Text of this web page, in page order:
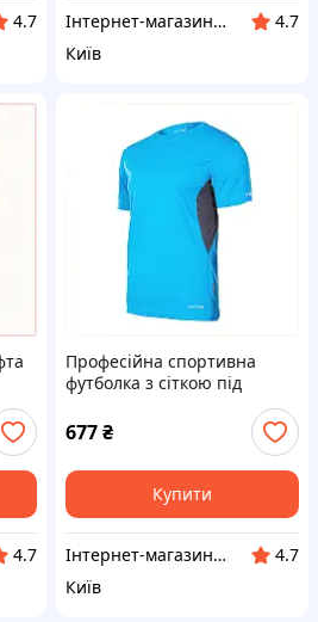
4.7
Інтернет-магазин ShopNow
4.7
Київ
4.7
Професійна спортивна
футболка з сіткою під
677₴
Купити
Інтернет-магазин ShopNow
4.7
Київ